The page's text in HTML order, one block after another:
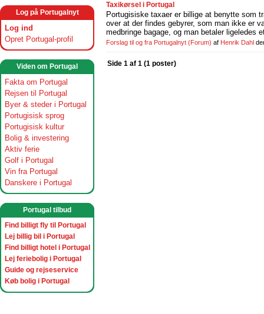
Log på Portugalnyt
Log ind
Opret Portugal-profil
Viden om Portugal
Fakta om Portugal
Rejsen til Portugal
Byer & steder i Portugal
Portugisisk sprog
Portugisisk kultur
Bolig & investering
Aktiv ferie
Golf i Portugal
Vin fra Portugal
Danskere i Portugal
Portugal tilbud
Find billigt fly til Portugal
Lej billig bil i Portugal
Find billigt hotel i Portugal
Lej feriebolig i Portugal
Guide og rejseservice
Køb bolig i Portugal
Taxikørsel i Portugal
Portugisiske taxaer er billige at benytte som
over at der findes gebyrer, som man ikke er
medbringe bagage, og man betaler ligeledes
Forslag til og fra Portugalnyt (Forum) af Henrik Dahl
Side 1 af 1 (1 poster)